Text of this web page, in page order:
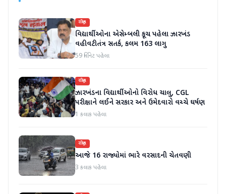
રાષ્ટ્રીય
વિદ્યાર્થીઓના એસેમ્બલી કૂચ પહેલા ઝારખંડ
વહીવટીતંત્ર સતર્ક, કલમ 163 લાગુ
59 મિનિટ પહેલા
રાષ્ટ્રીય
ઝારખંડના વિદ્યાર્થીઓનો વિરોધ ચાલુ, CGL
પરીક્ષાને લઈને સરકાર અને ઉમેદવારો વચ્ચે ઘર્ષણ
1 કલાક પહેલા
રાષ્ટ્રીય
આજે 16 રાજ્યોમાં ભારે વરસાદની ચેતવણી
3 કલાક પહેલા